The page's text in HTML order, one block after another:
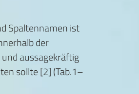
Spaltennamen ist
der
aussagekräftig
sollte [2] (Tab.1–